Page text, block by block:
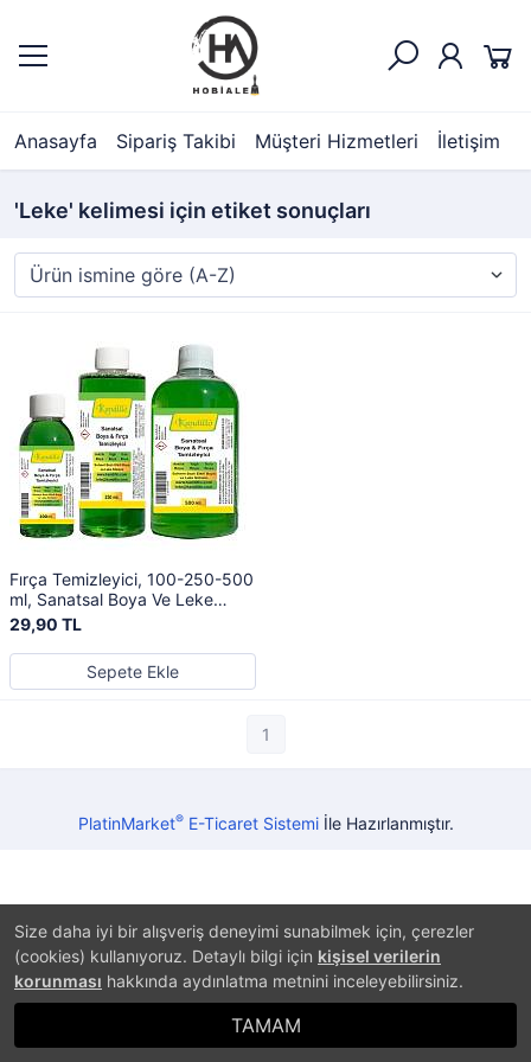
Anasayfa Sipariş Takibi Müşteri Hizmetleri İletişim
Size daha iyi bir alışveriş deneyimi sunabilmek için, çerezler
(cookies) kullanıyoruz. Detaylı bilgi için kişisel verilerin
korunması hakkında aydınlatma metnini inceleyebilirsiniz.
TAMAM
'Leke' kelimesi için etiket sonuçları
Fırça Temizleyici, 100-250-500
ml, Sanatsal Boya Ve Leke
Sökücü, Yağlı Ve Akrilik Boya
Temizleyici
29,90 TL
Sepete Ekle
1
PlatinMarket®E-Ticaret Sistemiİle Hazırlanmıştır.